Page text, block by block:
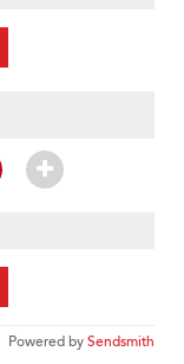
Powered bySendsmith